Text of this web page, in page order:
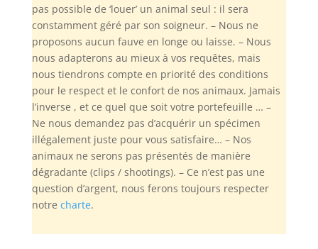
pas possible de ‘louer’ un animal seul : il sera
constamment géré par son soigneur. – Nous ne
proposons aucun fauve en longe ou laisse. – Nous
nous adapterons au mieux à vos requêtes, mais
nous tiendrons compte en priorité des conditions
pour le respect et le confort de nos animaux. Jamais
l’inverse , et ce quel que soit votre portefeuille … –
Ne nous demandez pas d’acquérir un spécimen
illégalement juste pour vous satisfaire… – Nos
animaux ne serons pas présentés de manière
dégradante (clips / shootings). – Ce n’est pas une
question d’argent, nous ferons toujours respecter
notre charte.